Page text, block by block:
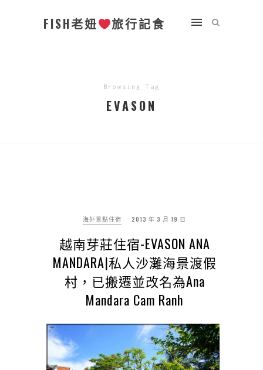
FISH老妞 旅行記食
Browsing Tag
EVASON
海外景點住宿 2013 年 3 月 19 日
越南芽莊住宿-EVASON ANA
MANDARA|私人沙灘海景渡假
村，已搬遷並改名為Ana
Mandara Cam Ranh